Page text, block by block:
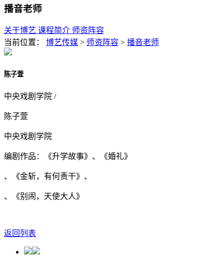
播音老师
关于博艺 课程简介 师资阵容
当前位置： 博艺传媒 > 师资阵容 > 播音老师
陈子萱
中央戏剧学院 /
陈子萱
中央戏剧学院
编剧作品：《升学故事》、《婚礼》
、《金斩，有何责干》、
、《别闹，天使大人》
返回列表